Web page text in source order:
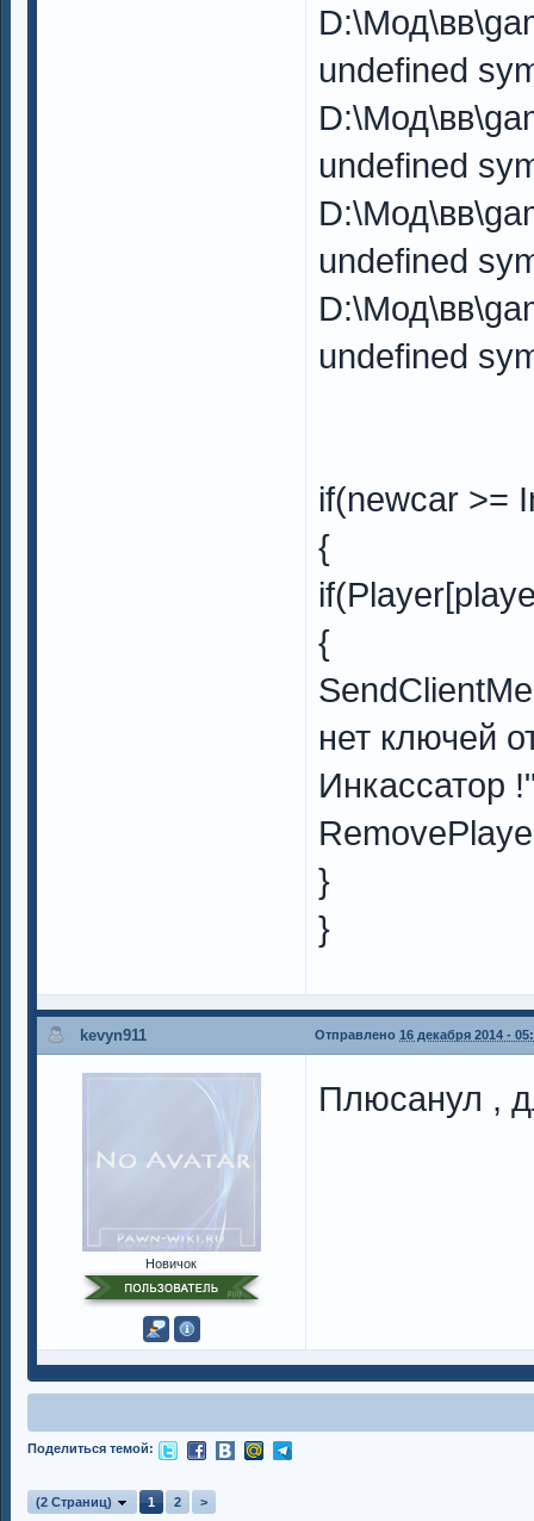
undefined
undefined
undefined
undefined
if(newcar >=
{
{
нет ключей
Инкассатор
}
}
kevyn911 Отправлено 16 декабря 2014 -
Новичок
Плюсанул ,
Поделиться темой:
(2 Страниц) 1 2 >